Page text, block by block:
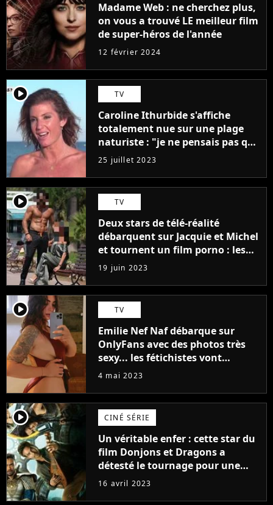
Madame Web : ne cherchez plus,
on vous a trouvé LE meilleur film
de super-héros de l'année
12 février 2024
player2 TV
Caroline Ithurbide s'affiche
totalement nue sur une plage
naturiste : "je ne pensais pas que
j'arriverais à le faire..."
25 juillet 2023
player2 TV
Deux stars de télé-réalité
débarquent sur Jacquie et Michel
et tournent un film porno : les
premières images du tournage
(exclu)
19 juin 2023
player2 TV
Emilie Nef Naf débarque sur
OnlyFans avec des photos très
sexy... les fétichistes vont
prendre leur pied !
4 mai 2023
player2 CINÉ SÉRIE
Un véritable enfer : cette star du
film Donjons et Dragons a
détesté le tournage pour une
raison très spéciale
16 avril 2023